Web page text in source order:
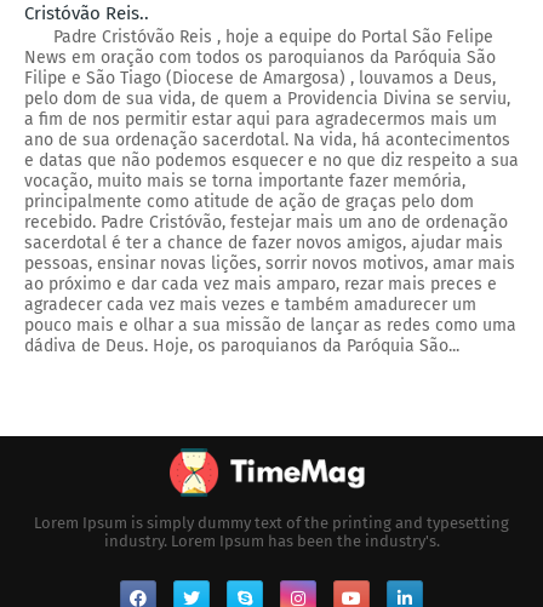
Cristóvão Reis..
Padre Cristóvão Reis , hoje a equipe do Portal São Felipe
News em oração com todos os paroquianos da Paróquia São
Filipe e São Tiago (Diocese de Amargosa) , louvamos a Deus,
pelo dom de sua vida, de quem a Providencia Divina se serviu,
a fim de nos permitir estar aqui para agradecermos mais um
ano de sua ordenação sacerdotal. Na vida, há acontecimentos
e datas que não podemos esquecer e no que diz respeito a sua
vocação, muito mais se torna importante fazer memória,
principalmente como atitude de ação de graças pelo dom
recebido. Padre Cristóvão, festejar mais um ano de ordenação
sacerdotal é ter a chance de fazer novos amigos, ajudar mais
pessoas, ensinar novas lições, sorrir novos motivos, amar mais
ao próximo e dar cada vez mais amparo, rezar mais preces e
agradecer cada vez mais vezes e também amadurecer um
pouco mais e olhar a sua missão de lançar as redes como uma
dádiva de Deus. Hoje, os paroquianos da Paróquia São...
Lorem Ipsum is simply dummy text of the printing and typesetting
industry. Lorem Ipsum has been the industry's.